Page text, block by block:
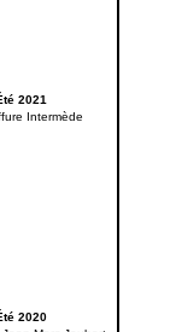
2021
2020